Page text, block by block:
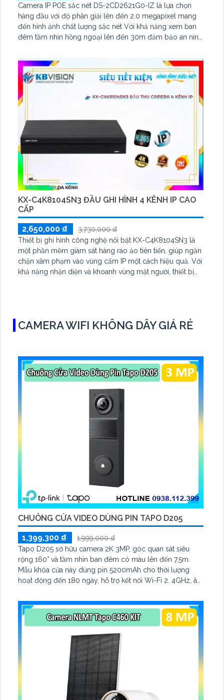
Camera IP POE sắc nét DS-2CD2621G0-IZ là lựa chọn
hàng đầu với độ phân giải lên đến 2.0 megapixel mang
đến hình ảnh chất lượng sắc nét Với khả năng xem ban
đêm tầm nhìn hồng ngoại lên đến 30m đảm bảo an ninh
chất lượng hình ảnh, không bị giảm sót trong điều kiện
ánh sáng yếu điều khiển ống kính zoom tự động từ xa
phát hiện xâm nhập hiệu quả
KX-C4K8104SN3 ĐẦU GHI HÌNH 4 KÊNH IP CAO
CẤP
2,650,000 ₫
3,730,000 ₫
Thiết bị ghi hình công nghệ nổi bật KX-C4K8104SN3 là
một phần mềm giám sát hàng rào ảo tiên tiến, giúp ngăn
chặn xâm phạm vào vùng cấm IP một cách hiệu quả. Với
khả năng nhận diện và khoanh vùng mặt người, thiết bị
CAMERA WIFI KHÔNG DÂY GIÁ RẺ
CHUÔNG CỬA VIDEO DÙNG PIN TAPO D205
1,399,300 ₫
1,999,000 ₫
Tapo D205 sở hữu camera 2K 3MP, góc quan sát siêu
rộng 160° và tầm nhìn ban đêm có màu lên đến 7,5m.
Mẫu khóa cửa này dùng pin 5200mAh cho thời lượng
hoạt động đến 180 ngày, hỗ trợ kết nối Wi-Fi 2. 4GHz, âm